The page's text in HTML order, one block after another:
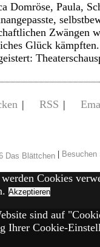
Domröse, Paula,
Zwängen
Glück
| RSS |
|
Cookies
Akzeptieren
sind auf
Ihrer Cookie-